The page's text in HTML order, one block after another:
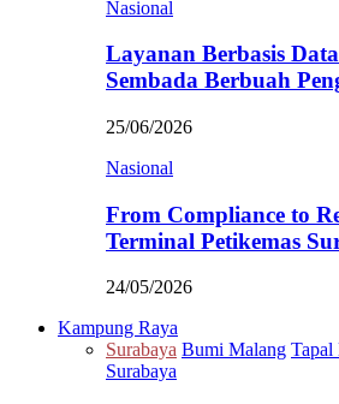
Nasional
Layanan Berbasis
Sembada Berbuah
25/06/2026
Nasional
From Compliance to
Terminal Petikemas
24/05/2026
Kampung Raya
Surabaya Bumi Malang Tapal
Surabaya